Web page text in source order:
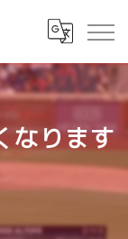
なります